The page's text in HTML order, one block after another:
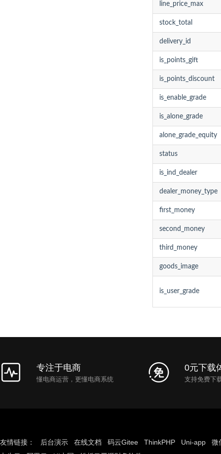
line_price_max
stock_total
delivery_id
is_points_gift
is_points_discount
is_enable_grade
is_alone_grade
alone_grade_equity
status
is_ind_dealer
dealer_money_type
first_money
second_money
third_money
goods_image
is_user_grade
专注于电商
懂电商运营，更懂电商系统
0元下载
支持免费下
友情链接： 后台演示 在线文档 码云Gitee ThinkPHP Uni-app
微